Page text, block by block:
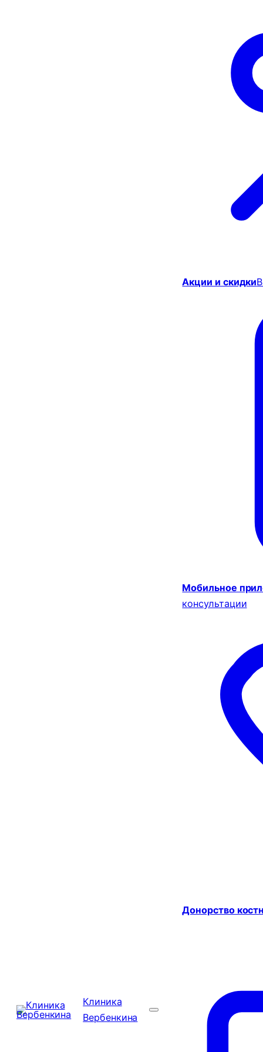
Клиника
Вербенкина
Акции и скидки
Мобильное
консультации
Донорство